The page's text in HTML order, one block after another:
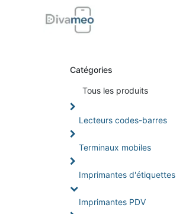
Catégories
Tous les produits
Lecteurs codes-barres
Terminaux mobiles
Imprimantes d'étiquettes
Imprimantes PDV